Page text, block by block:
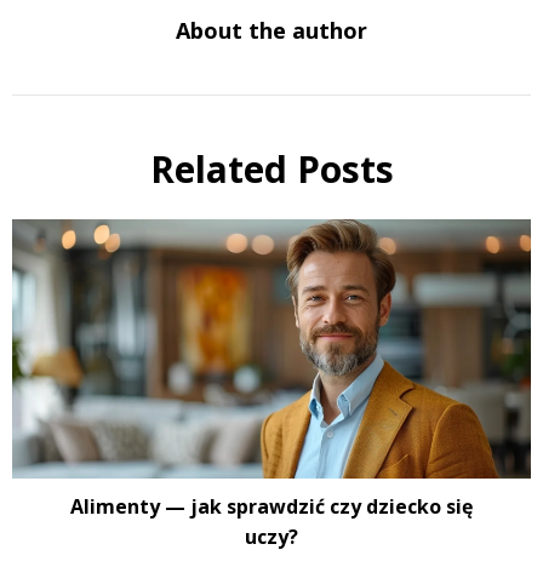
About the author
Related Posts
Alimenty — jak sprawdzić czy dziecko się
uczy?